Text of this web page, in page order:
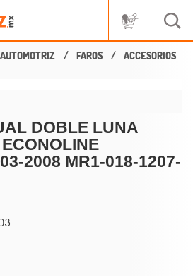
FAROS ACCESORIOS
DOBLE LUNA
2008 MR1-018-1207-